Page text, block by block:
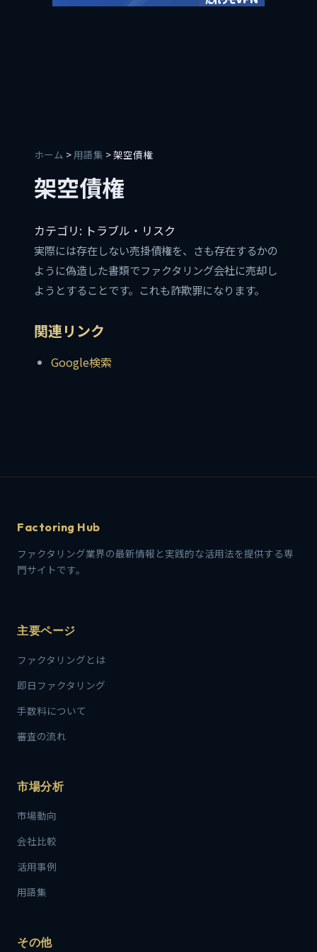
ホーム >用語集 > 架空債権
架空債権
カテゴリ: トラブル・リスク
実際には存在しない売掛債権を、さも存在するかの
ように偽造した書類でファクタリング会社に売却し
ようとすることです。これも詐欺罪になります。
関連リンク
Google検索
Factoring Hub
ファクタリング業界の最新情報と実践的な活用法を提供する専
門サイトです。
主要ページ
ファクタリングとは
即日ファクタリング
手数料について
審査の流れ
市場分析
市場動向
会社比較
活用事例
用語集
その他